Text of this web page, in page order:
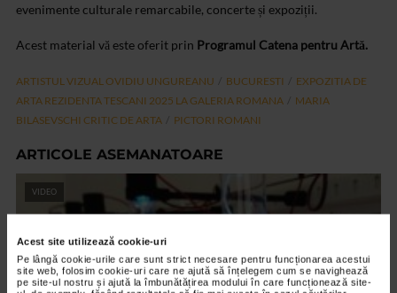
Acest site utilizează cookie-uri
Pe lângă cookie-urile care sunt strict necesare pentru funcționarea acestui
site web, folosim cookie-uri care ne ajută să înțelegem cum se navighează
pe site-ul nostru și ajută la îmbunătățirea modului în care funcționează site-
evenimente culturale remarcabile, concerte și expoziții.
Acest material vă este oferit prin Programul Catena pentru Artă.
ARTISTUL VIZUAL OVIDIU UNGUREANU BUCURESTI
EXPOZITIA DE
ARTA REZIDENTA TESCANI 2025 LA GALERIA ROMANA
MARIA
BILASEVSCHI CRITIC DE ARTA
PICTORI ROMANI
ARTICOLE ASEMANATOARE
VIDEO